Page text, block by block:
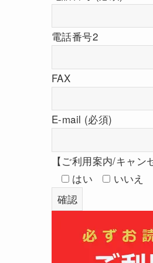
電話番号2
FAX
E-mail (必須)
【ご利用案内/キャ
はい
いいえ